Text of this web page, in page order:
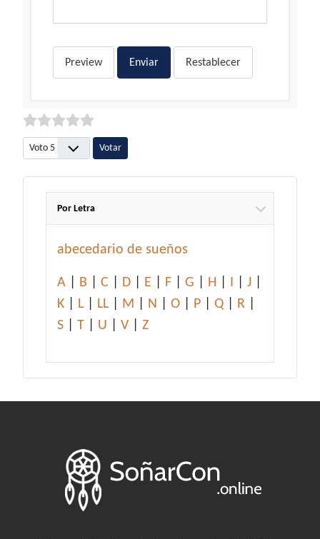
Preview Enviar Restablecer
Por favor, vote
Por Letra
abecedario de sueños
A B C D E F G H I J
K
L LL M N O P Q R
S
T U V Z